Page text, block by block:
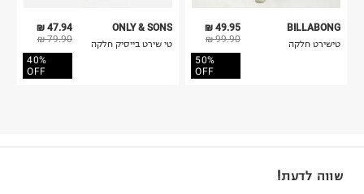
47.94 ₪
79.90 ₪
40%
OFF
ONLY & SONS
טי שירט בייסיק חלקה
49.95 ₪
99.90 ₪
50%
OFF
BILLABONG
טישירט חלקה
שווה לדעת!